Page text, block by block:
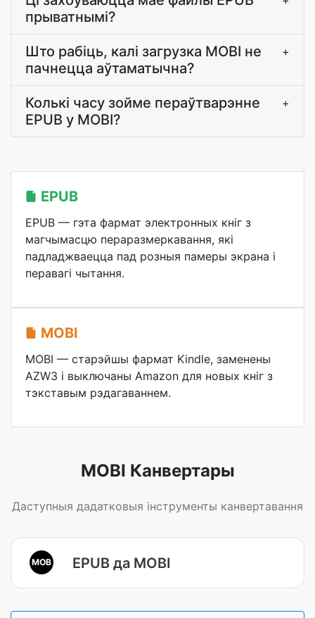
прыватнымі?
Што рабіць, калі загрузка MOBI не
пачнецца аўтаматычна?
+
Колькі часу зойме пераўтварэнне
EPUB у MOBI?
+
EPUB
EPUB — гэта фармат электронных кніг з
магчымасцю пераразмеркавання, які
падладжваецца пад розныя памеры экрана і
перавагі чытання.
MOBI
MOBI — старэйшы фармат Kindle, заменены
AZW3 і выключаны Amazon для новых кніг з
тэкставым рэдагаваннем.
MOBI Канвертары
Даступныя дадатковыя інструменты канвертавання
MOB EPUB да MOBI